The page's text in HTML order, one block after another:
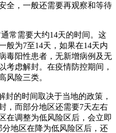
全，一般还需要再观察和等待
常需要大约14天的时间。这
般为7至14天，如果在14天内
毒阳性患者，无新增病例及无
考虑解封。在疫情防控期间，
风险三类。
封的时间取决于当地的政策，
，而部分地区还需要7天左右
在调整为低风险区后，会立即
地区在降为低风险区后，还